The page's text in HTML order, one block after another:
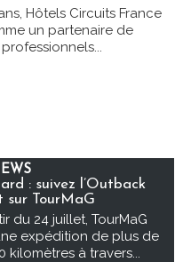
Hôtels Circuits France
un partenaire de
: suivez l’Outback
sur TourMaG
du 24 juillet, TourMaG
expédition de plus de
kilomètres à travers...